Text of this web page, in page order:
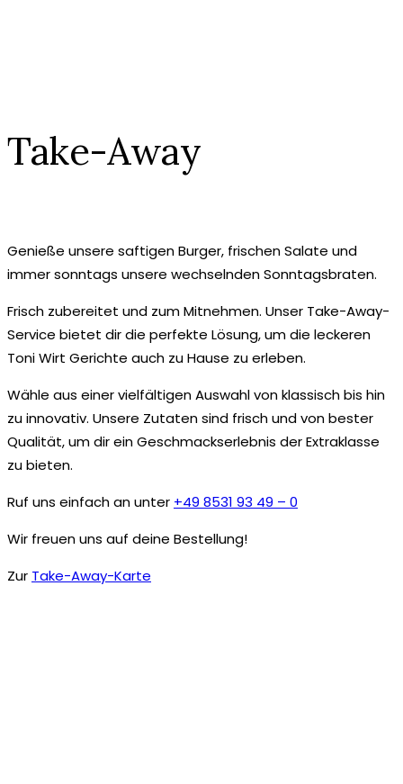
Take-Away
Genieße unsere saftigen Burger, frischen Salate und
immer sonntags unsere wechselnden Sonntagsbraten.
Frisch zubereitet und zum Mitnehmen. Unser Take-Away-
Service bietet dir die perfekte Lösung, um die leckeren
Toni Wirt Gerichte auch zu Hause zu erleben.
Wähle aus einer vielfältigen Auswahl von klassisch bis hin
zu innovativ. Unsere Zutaten sind frisch und von bester
Qualität, um dir ein Geschmackserlebnis der Extraklasse
zu bieten.
Ruf uns einfach an unter +49 8531 93 49 – 0
Wir freuen uns auf deine Bestellung!
Zur Take-Away-Karte